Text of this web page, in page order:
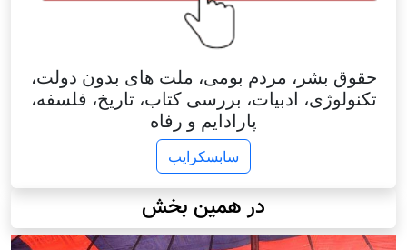
حقوق بشر، مردم بومی، ملت های بدون دولت،
تکنولوژی، ادبیات، بررسی کتاب، تاریخ، فلسفه،
پارادایم و رفاه
سابسکرایب
در همین بخش